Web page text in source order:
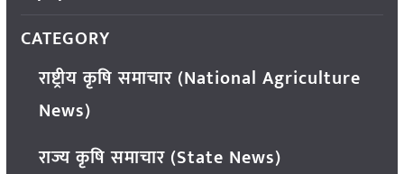
CATEGORY
राष्ट्रीय कृषि समाचार (National Agriculture
News)
राज्य कृषि समाचार (State News)